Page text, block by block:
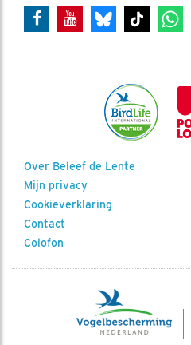
Over Beleef de Lente
Mijn privacy
Cookieverklaring
Contact
Colofon